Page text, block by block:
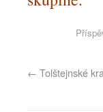
← Tolštejnské